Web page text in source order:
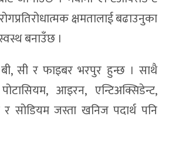
क्षमतालाई बढाउनुका
बनाउँछ ।
बी, सी र फाइबर भरपुर हुन्छ । साथै
आइरन, एन्टिअक्सिडेन्ट,
र सोडियम जस्ता खनिज पदार्थ पनि